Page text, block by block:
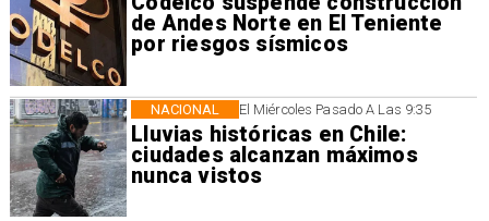
de Andes Norte en El Teniente
por riesgos sísmicos
El Miércoles Pasado A Las 9:35
Lluvias históricas en Chile:
ciudades alcanzan máximos
nunca vistos
NACIONAL